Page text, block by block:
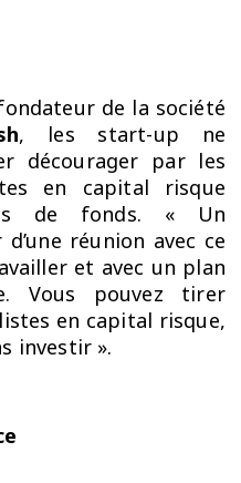
de la société
, les start-up ne
décourager par les
en capital risque
de fonds. « Un
réunion avec ce
et avec un plan
Vous pouvez tirer
en capital risque,
investir ».